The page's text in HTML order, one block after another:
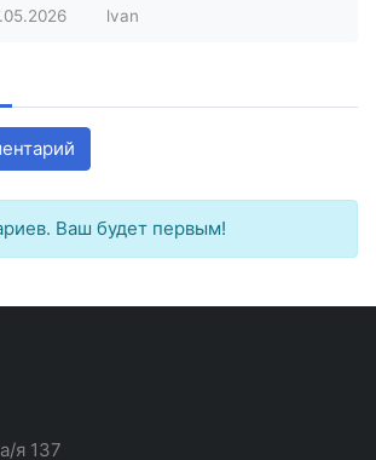
lvan
Ваш будет первым!
я 137